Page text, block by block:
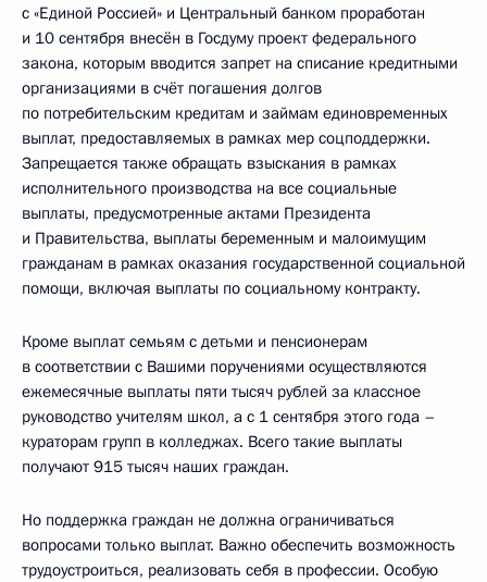
с «Единой Россией» и Центральный банком проработан
и 10 сентября внесён в Госдуму проект федерального
закона, которым вводится запрет на списание кредитными
организациями в счёт погашения долгов
по потребительским кредитам и займам единовременных
выплат, предоставляемых в рамках мер соцподдержки.
Запрещается также обращать взыскания в рамках
исполнительного производства на все социальные
выплаты, предусмотренные актами Президента
и Правительства, выплаты беременным и малоимущим
гражданам в рамках оказания государственной социальной
помощи, включая выплаты по социальному контракту.
Кроме выплат семьям с детьми и пенсионерам
в соответствии с Вашими поручениями осуществляются
ежемесячные выплаты пяти тысяч рублей за классное
руководство учителям школ, а с 1 сентября этого года –
кураторам групп в колледжах. Всего такие выплаты
получают 915 тысяч наших граждан.
Но поддержка граждан не должна ограничиваться
вопросами только выплат. Важно обеспечить возможность
трудоустроиться, реализовать себя в профессии. Особую